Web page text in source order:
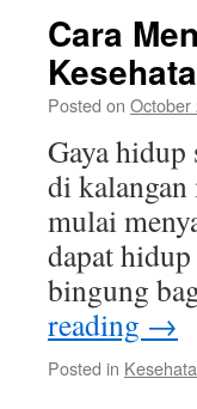
Cara
Posted on October
Gaya hidup
di kalangan
mulai
dapat
bingung
reading →
Posted in